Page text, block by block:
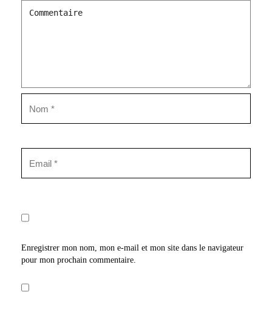
Enregistrer mon nom, mon e-mail et mon site dans le navigateur
pour mon prochain commentaire.